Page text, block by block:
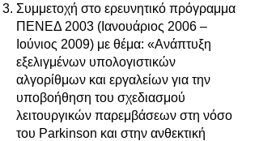
Συμμετοχή στο ερευνητικό πρόγραμμα
ΠΕΝΕΔ 2003 (Ιανουάριος 2006 –
Ιούνιος 2009) με θέμα: «Ανάπτυξη
εξελιγμένων υπολογιστικών
αλγορίθμων και εργαλείων για την
υποβοήθηση του σχεδιασμού
λειτουργικών παρεμβάσεων στη νόσο
του Parkinson και στην ανθεκτική